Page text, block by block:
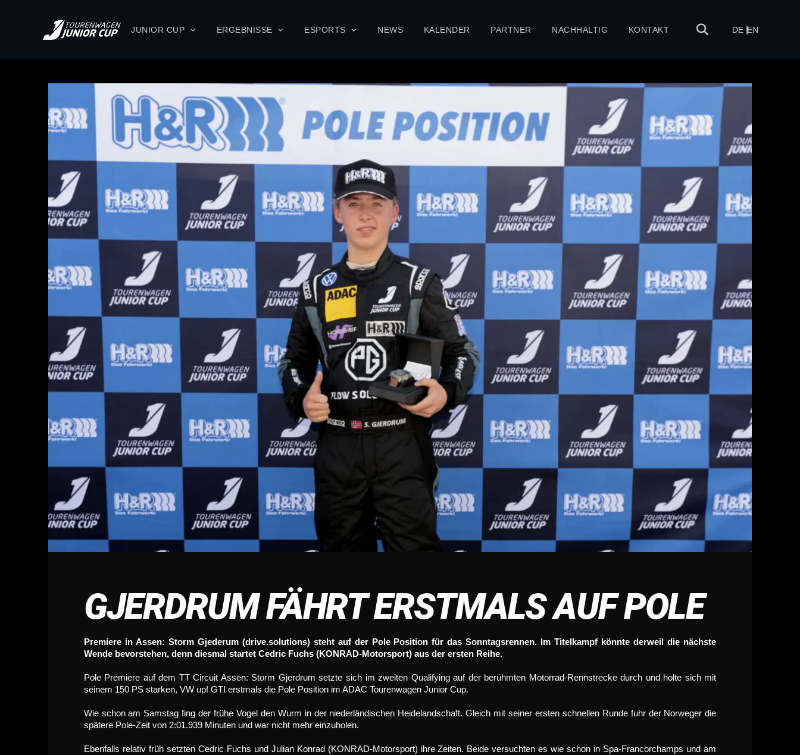
JUNIOR CUP ERGEBNISSE ESPORTS NEWS KALENDER PARTNER NACHHALTIG KONTAKT DE EN
GJERDRUM FÄHRT ERSTMALS AUF POLE
Premiere in Assen: Storm Gjederum (drive.solutions) steht auf der Pole Position für das Sonntagsrennen. Im Titelkampf könnte derweil die nächste
Wende bevorstehen, denn diesmal startet Cedric Fuchs (KONRAD-Motorsport) aus der ersten Reihe.
Pole Premiere auf dem TT Circuit Assen: Storm Gjerdrum setzte sich im zweiten Qualifying auf der berühmten Motorrad-Rennstrecke durch und holte sich mit
seinem 150 PS starken, VW up! GTI erstmals die Pole Position im ADAC Tourenwagen Junior Cup.
Wie schon am Samstag fing der frühe Vogel den Wurm in der niederländischen Heidelandschaft. Gleich mit seiner ersten schnellen Runde fuhr der Norweger die
spätere Pole-Zeit von 2:01.939 Minuten und war nicht mehr einzuholen.
Ebenfalls relativ früh setzten Cedric Fuchs und Julian Konrad (KONRAD-Motorsport) ihre Zeiten. Beide versuchten es wie schon in Spa-Francorchamps und am